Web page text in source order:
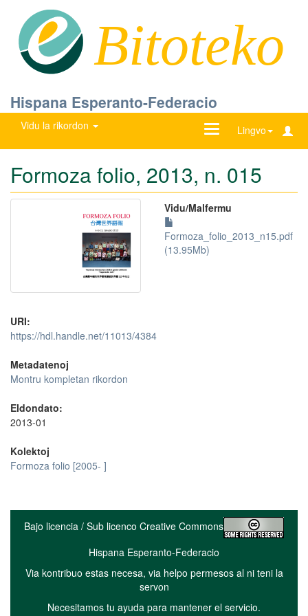
Bitoteko
Hispana Esperanto-Federacio
Vidu la rikordon Lingvo
Ŝanĝu
Formoza folio, 2013, n. 015
Vidu/Malfermu
Formoza_folio_2013_n15.pdf
(13.95Mb)
URI:
https://hdl.handle.net/11013/4384
Metadatenoj
Montru kompletan rikordon
Eldondato:
2013-01
Kolektoj
Formoza folio [2005- ]
Bajo licencia / Sub licenco Creative Commons
Hispana Esperanto-Federacio
Via kontribuo estas necesa, via helpo permesos al ni teni la
servon
Necesitamos tu ayuda para mantener el servicio.